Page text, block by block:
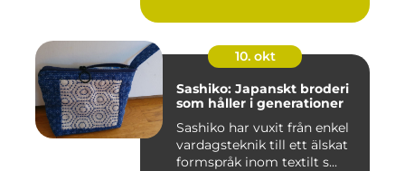
10. okt
Sashiko: Japanskt broderi
som håller i generationer
Sashiko har vuxit från enkel
vardagsteknik till ett älskat
formspråk inom textilt s...